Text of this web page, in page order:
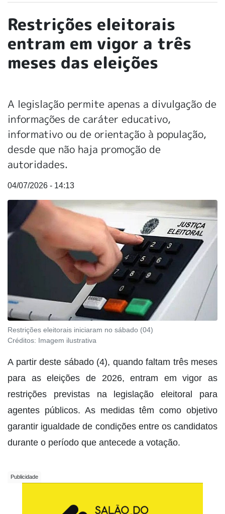
Restrições eleitorais
entram em vigor a três
meses das eleições
A legislação permite apenas a divulgação de
informações de caráter educativo,
informativo ou de orientação à população,
desde que não haja promoção de
autoridades.
04/07/2026 - 14:13
Restrições eleitorais iniciaram no sábado (04)
Créditos: Imagem ilustrativa
A partir deste sábado (4), quando faltam três meses
para as eleições de 2026, entram em vigor as
restrições previstas na legislação eleitoral para
agentes públicos. As medidas têm como objetivo
garantir igualdade de condições entre os candidatos
durante o período que antecede a votação.